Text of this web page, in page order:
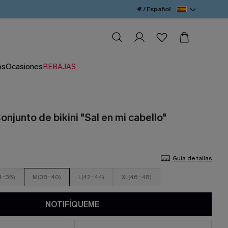
€ / Español
OcasionesREBAJAS
de bikini "Sal en mi cabello"
Guía de tallas
36) M(38-40) L(42-44) XL(46-48)
NOTIFÍQUEME